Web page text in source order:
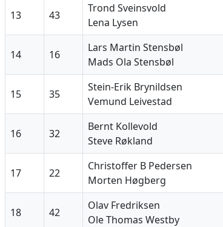
13 43
Trond Sveinsvold
Lena Lysen
14 16
Lars Martin Stensbøl
Mads Ola Stensbøl
15 35
Stein-Erik Brynildsen
Vemund Leivestad
16 32
Bernt Kollevold
Steve Røkland
17 22
Christoffer B Pedersen
Morten Høgberg
18 42
Olav Fredriksen
Ole Thomas Westby